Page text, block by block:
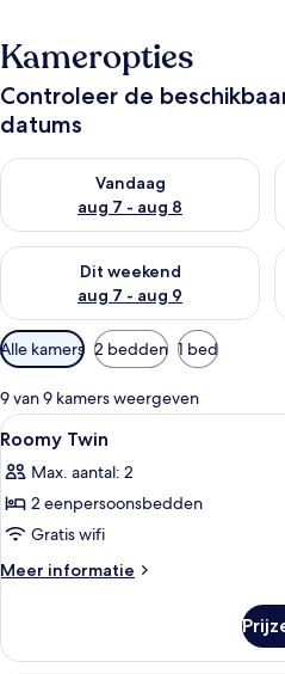
Kameropties
Controleer de
datums
Vandaag
aug 7 - aug 8
De beschikbaarheid controleren
Dit weekend
aug 7 - aug 9
De beschikbaarheid
Beschikbare
filters
voor
kamers
Alle kamers 2 bedden 1 bed
9 van 9 kamers weergeven
Alle
foto's
voor
Roomy
Twin
laden
6
Roomy Twin
Max. aantal: 2
2 eenpersoonsbedden
Gratis wifi
Meer informatie
Meer
Twin